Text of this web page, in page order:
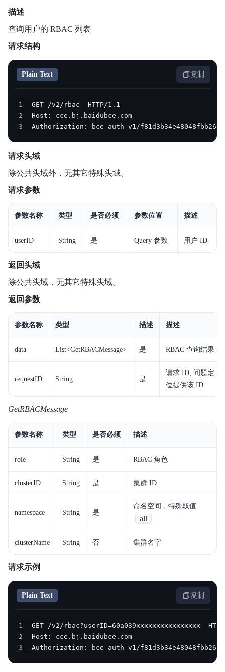
描述
查询用户的 RBAC 列表
请求结构
Plain Text 复制
1
2
3
Authorization: bce-auth-v1/
请求头域
除公共头域外，无其它特殊头域。
请求参数
参数名称 类型 是否必须 参数位置 描述
userID String 是 Query 参数 用户 ID
返回头域
除公共头域，无其它特殊头域。
返回参数
参数名称 类型 描述 描述
data List<GetRBACMessage> 是 RBAC 查询结果
requestID String 是
请求 ID, 问题定
位提供该 ID
GetRBACMessage
参数名称 类型 是否必须 描述
role String 是 RBAC 角色
clusterID String 是 集群 ID
namespace String 是
命名空间，特殊取值
all
clusterName String 否 集群名字
请求示例
Plain Text 复制
1
2
3
Authorization: bce-auth-v1/